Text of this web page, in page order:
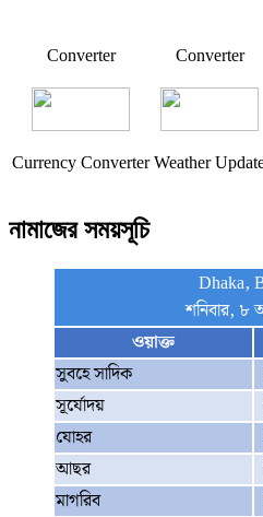
Converter Converter
Currency Converter Weather
নামাজের সময়সূচি
Dhaka,
শনিবার,
ওয়াক্ত
সুবহে সাদিক
সূর্যোদয়
যোহর
আছর
মাগরিব